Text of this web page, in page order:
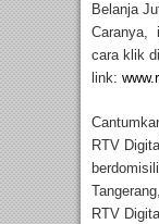
Belanja
Caranya,
cara klik di
link:
RTV
RTV